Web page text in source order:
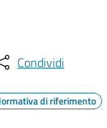
Condividi
di riferimento